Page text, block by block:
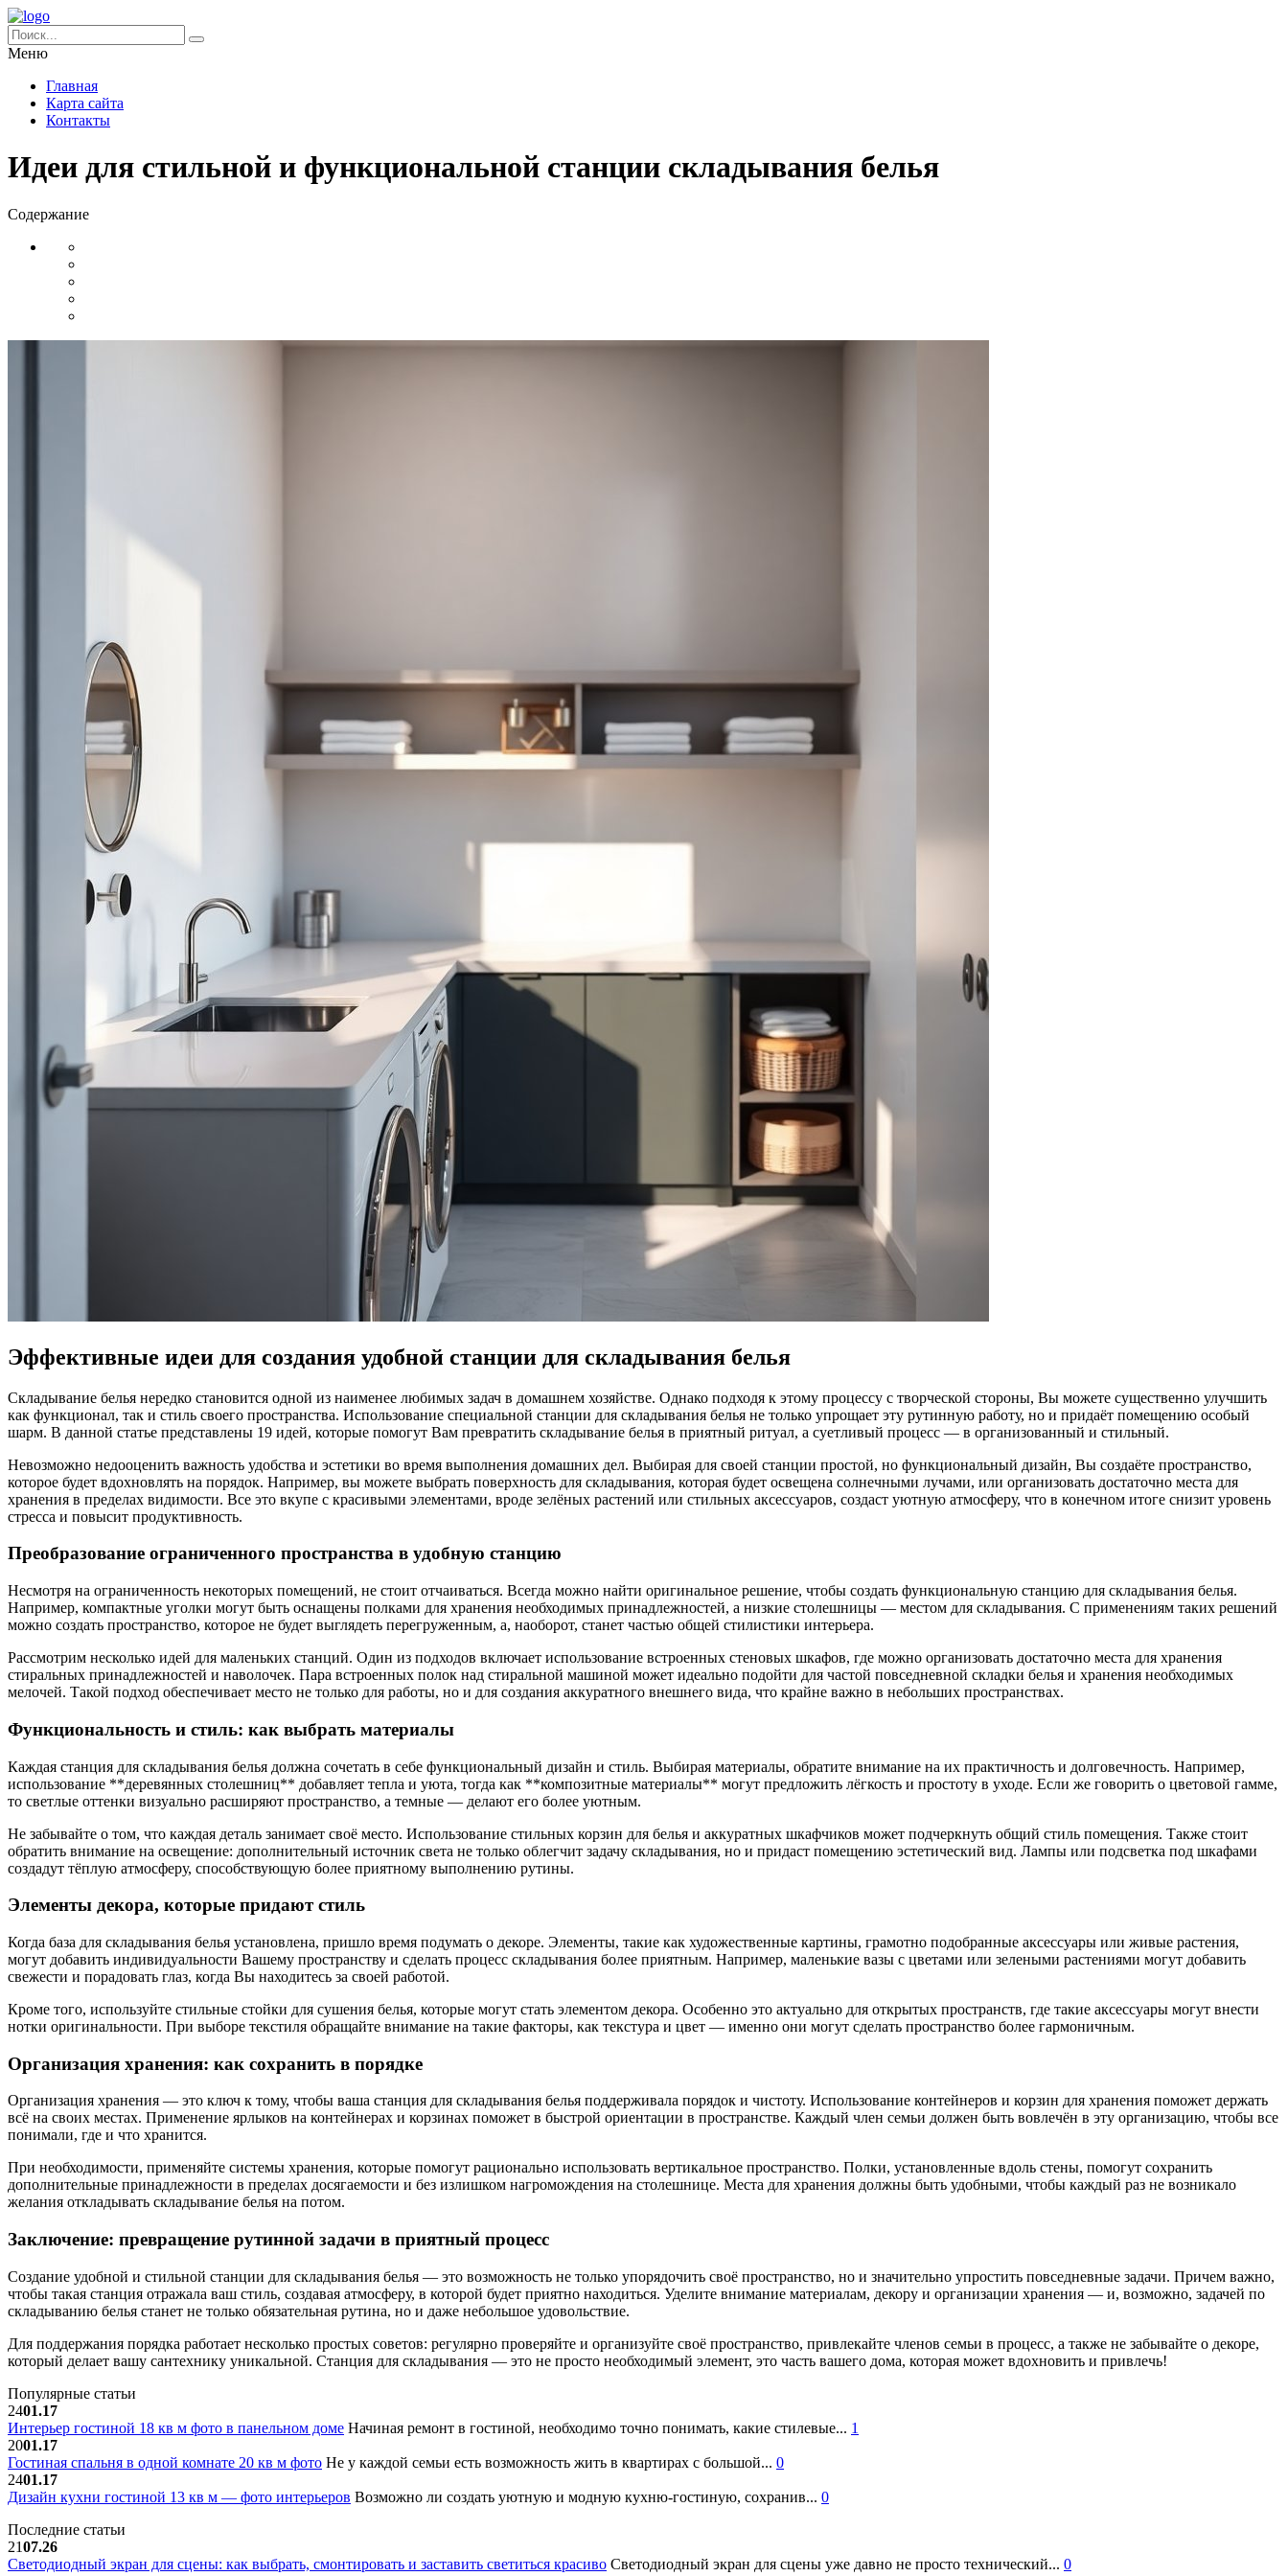
Меню
Главная
Карта сайта
Контакты
Идеи для стильной и функциональной станции складывания белья
Содержание
Эффективные идеи для создания удобной станции для складывания белья
Складывание белья нередко становится одной из наименее любимых задач в домашнем хозяйстве. Однако подходя к этому процессу с творческой стороны, Вы можете существенно улучшить
как функционал, так и стиль своего пространства. Использование специальной станции для складывания белья не только упрощает эту рутинную работу, но и придаёт помещению особый
шарм. В данной статье представлены 19 идей, которые помогут Вам превратить складывание белья в приятный ритуал, а суетливый процесс — в организованный и стильный.
Невозможно недооценить важность удобства и эстетики во время выполнения домашних дел. Выбирая для своей станции простой, но функциональный дизайн, Вы создаёте пространство,
которое будет вдохновлять на порядок. Например, вы можете выбрать поверхность для складывания, которая будет освещена солнечными лучами, или организовать достаточно места для
хранения в пределах видимости. Все это вкупе с красивыми элементами, вроде зелёных растений или стильных аксессуаров, создаст уютную атмосферу, что в конечном итоге снизит уровень
стресса и повысит продуктивность.
Преобразование ограниченного пространства в удобную станцию
Несмотря на ограниченность некоторых помещений, не стоит отчаиваться. Всегда можно найти оригинальное решение, чтобы создать функциональную станцию для складывания белья.
Например, компактные уголки могут быть оснащены полками для хранения необходимых принадлежностей, а низкие столешницы — местом для складывания. С применениям таких решений
можно создать пространство, которое не будет выглядеть перегруженным, а, наоборот, станет частью общей стилистики интерьера.
Рассмотрим несколько идей для маленьких станций. Один из подходов включает использование встроенных стеновых шкафов, где можно организовать достаточно места для хранения
стиральных принадлежностей и наволочек. Пара встроенных полок над стиральной машиной может идеально подойти для частой повседневной складки белья и хранения необходимых
мелочей. Такой подход обеспечивает место не только для работы, но и для создания аккуратного внешнего вида, что крайне важно в небольших пространствах.
Функциональность и стиль: как выбрать материалы
Каждая станция для складывания белья должна сочетать в себе функциональный дизайн и стиль. Выбирая материалы, обратите внимание на их практичность и долговечность. Например,
использование **деревянных столешниц** добавляет тепла и уюта, тогда как **композитные материалы** могут предложить лёгкость и простоту в уходе. Если же говорить о цветовой гамме,
то светлые оттенки визуально расширяют пространство, а темные — делают его более уютным.
Не забывайте о том, что каждая деталь занимает своё место. Использование стильных корзин для белья и аккуратных шкафчиков может подчеркнуть общий стиль помещения. Также стоит
обратить внимание на освещение: дополнительный источник света не только облегчит задачу складывания, но и придаст помещению эстетический вид. Лампы или подсветка под шкафами
создадут тёплую атмосферу, способствующую более приятному выполнению рутины.
Элементы декора, которые придают стиль
Когда база для складывания белья установлена, пришло время подумать о декоре. Элементы, такие как художественные картины, грамотно подобранные аксессуары или живые растения,
могут добавить индивидуальности Вашему пространству и сделать процесс складывания более приятным. Например, маленькие вазы с цветами или зелеными растениями могут добавить
свежести и порадовать глаз, когда Вы находитесь за своей работой.
Кроме того, используйте стильные стойки для сушения белья, которые могут стать элементом декора. Особенно это актуально для открытых пространств, где такие аксессуары могут внести
нотки оригинальности. При выборе текстиля обращайте внимание на такие факторы, как текстура и цвет — именно они могут сделать пространство более гармоничным.
Организация хранения: как сохранить в порядке
Организация хранения — это ключ к тому, чтобы ваша станция для складывания белья поддерживала порядок и чистоту. Использование контейнеров и корзин для хранения поможет держать
всё на своих местах. Применение ярлыков на контейнерах и корзинах поможет в быстрой ориентации в пространстве. Каждый член семьи должен быть вовлечён в эту организацию, чтобы все
понимали, где и что хранится.
При необходимости, применяйте системы хранения, которые помогут рационально использовать вертикальное пространство. Полки, установленные вдоль стены, помогут сохранить
дополнительные принадлежности в пределах досягаемости и без излишком нагромождения на столешнице. Места для хранения должны быть удобными, чтобы каждый раз не возникало
желания откладывать складывание белья на потом.
Заключение: превращение рутинной задачи в приятный процесс
Создание удобной и стильной станции для складывания белья — это возможность не только упорядочить своё пространство, но и значительно упростить повседневные задачи. Причем важно,
чтобы такая станция отражала ваш стиль, создавая атмосферу, в которой будет приятно находиться. Уделите внимание материалам, декору и организации хранения — и, возможно, задачей по
складыванию белья станет не только обязательная рутина, но и даже небольшое удовольствие.
Для поддержания порядка работает несколько простых советов: регулярно проверяйте и организуйте своё пространство, привлекайте членов семьи в процесс, а также не забывайте о декоре,
который делает вашу сантехнику уникальной. Станция для складывания — это не просто необходимый элемент, это часть вашего дома, которая может вдохновить и привлечь!
Популярные статьи
2401.17
Интерьер гостиной 18 кв м фото в панельном доме Начиная ремонт в гостиной, необходимо точно понимать, какие стилевые... 1
2001.17
Гостиная спальня в одной комнате 20 кв м фото Не у каждой семьи есть возможность жить в квартирах с большой... 0
2401.17
Дизайн кухни гостиной 13 кв м — фото интерьеров Возможно ли создать уютную и модную кухню-гостиную, сохранив... 0
Последние статьи
2107.26
Светодиодный экран для сцены: как выбрать, смонтировать и заставить светиться красиво Светодиодный экран для сцены уже давно не просто технический... 0